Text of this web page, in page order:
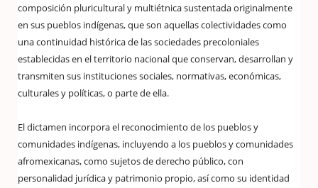
composición pluricultural y multiétnica sustentada originalmente
en sus pueblos indígenas, que son aquellas colectividades como
una continuidad histórica de las sociedades precoloniales
establecidas en el territorio nacional que conservan, desarrollan y
transmiten sus instituciones sociales, normativas, económicas,
culturales y políticas, o parte de ella.
El dictamen incorpora el reconocimiento de los pueblos y
comunidades indígenas, incluyendo a los pueblos y comunidades
afromexicanas, como sujetos de derecho público, con
personalidad jurídica y patrimonio propio, así como su identidad